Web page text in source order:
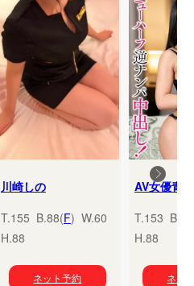
川崎しの
T.155 B.88(F) W.60
H.88
ネット予約
T.153
H.88
ネッ